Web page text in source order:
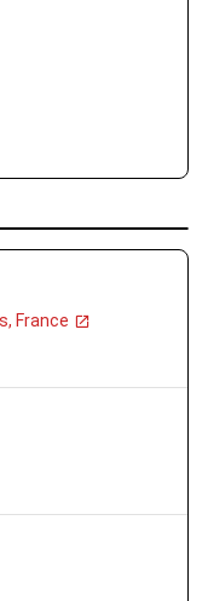
France